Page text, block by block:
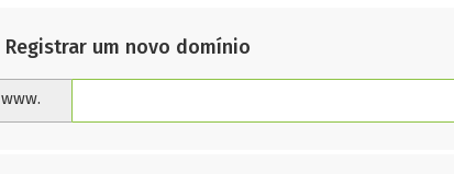
Registrar um novo domínio
www.